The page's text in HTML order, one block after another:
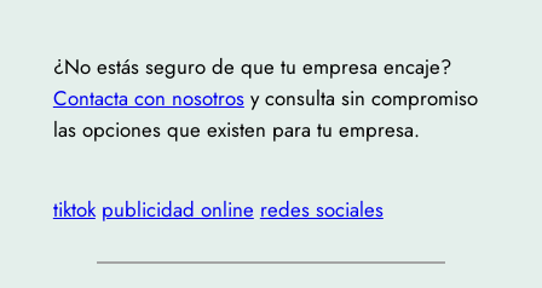
¿No estás seguro de que tu empresa encaje?
Contacta con nosotrosy consulta sin compromiso
las opciones que existen para tu empresa.
tiktok publicidad online redes sociales